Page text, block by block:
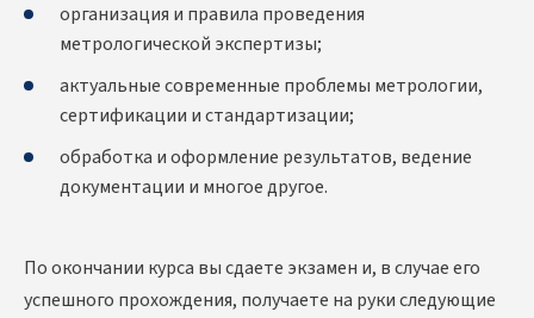
организация и правила проведения
метрологической экспертизы;
актуальные современные проблемы метрологии,
сертификации и стандартизации;
обработка и оформление результатов, ведение
документации и многое другое.
По окончании курса вы сдаете экзамен и, в случае его
успешного прохождения, получаете на руки следующие